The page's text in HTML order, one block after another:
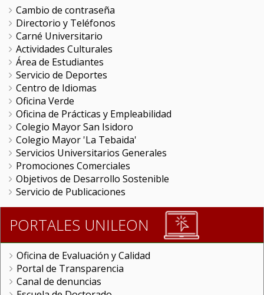
Cambio de contraseña
Directorio y Teléfonos
Carné Universitario
Actividades Culturales
Área de Estudiantes
Servicio de Deportes
Centro de Idiomas
Oficina Verde
Oficina de Prácticas y Empleabilidad
Colegio Mayor San Isidoro
Colegio Mayor 'La Tebaida'
Servicios Universitarios Generales
Promociones Comerciales
Objetivos de Desarrollo Sostenible
Servicio de Publicaciones
PORTALES UNILEON
Oficina de Evaluación y Calidad
Portal de Transparencia
Canal de denuncias